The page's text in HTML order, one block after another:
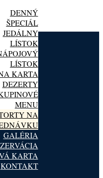
DENNÝ
ŠPECIÁL
JEDÁLNY
LÍSTOK
LÍSTOK
KARTA
DEZERTY
MENU
NA
GALÉRIA
KARTA
KONTAKT